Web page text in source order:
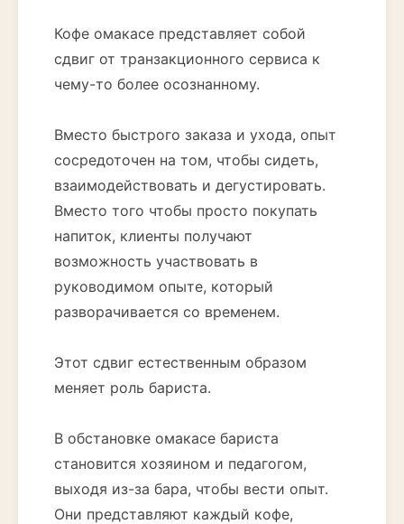
Кофе омакасе представляет собой
сдвиг от транзакционного сервиса к
чему-то более осознанному.
Вместо быстрого заказа и ухода, опыт
сосредоточен на том, чтобы сидеть,
взаимодействовать и дегустировать.
Вместо того чтобы просто покупать
напиток, клиенты получают
возможность участвовать в
руководимом опыте, который
разворачивается со временем.
Этот сдвиг естественным образом
меняет роль бариста.
В обстановке омакасе бариста
становится хозяином и педагогом,
выходя из-за бара, чтобы вести опыт.
Они представляют каждый кофе,